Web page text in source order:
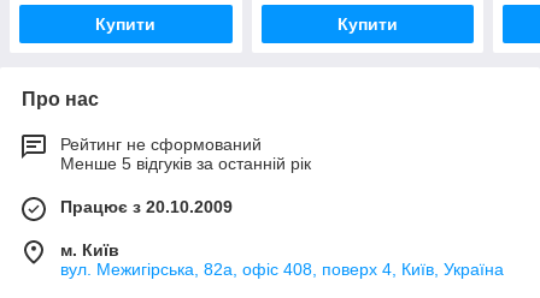
Купити Купити
Про нас
Рейтинг не сформований
Менше 5 відгуків за останній рік
Працює з 20.10.2009
м. Київ
вул. Межигірська, 82а, офіс 408, поверх 4, Київ, Україна